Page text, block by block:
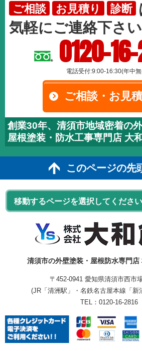
ご相談 お見積り 診断
気軽にご連絡下さ
0120-
電話受付:9:00-16:30(年中
ご相談・お見
創業30年、清須市地域密着の
屋根塗装・防水工事専門店 大
このページの先
清須市の外壁塗装・屋根防水専門
〒452-0941 愛知県清須市西市
(JR「清洲駅」・名鉄名古屋本線「新
TEL： 0120-16-2816